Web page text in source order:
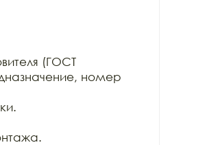
(ГОСТ
номер